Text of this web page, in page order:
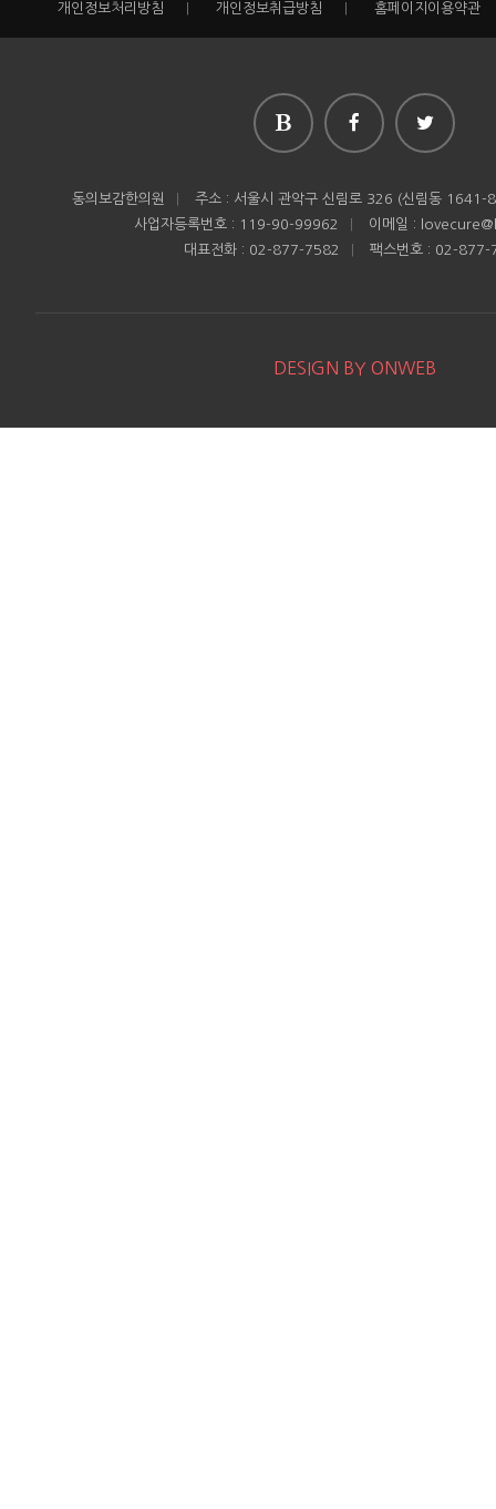
개인정보처리방침 개인정보취급방침 홈페이지이용약관
동의보감한의원
주소 : 서울시 관악구 신림로 326 (신림동 1641-
사업자등록번호 : 119-90-99962
이메일 :
대표전화 : 02-877-7582
팩스번호 : 02-877-
DESIGN BY ONWEB